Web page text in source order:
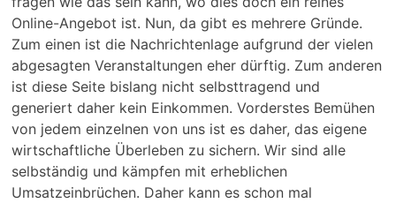
Online-Angebot ist. Nun, da gibt es mehrere Gründe.
Zum einen ist die Nachrichtenlage aufgrund der vielen
abgesagten Veranstaltungen eher dürftig. Zum anderen
ist diese Seite bislang nicht selbsttragend und
generiert daher kein Einkommen. Vorderstes Bemühen
von jedem einzelnen von uns ist es daher, das eigene
wirtschaftliche Überleben zu sichern. Wir sind alle
selbständig und kämpfen mit erheblichen
Umsatzeinbrüchen. Daher kann es schon mal